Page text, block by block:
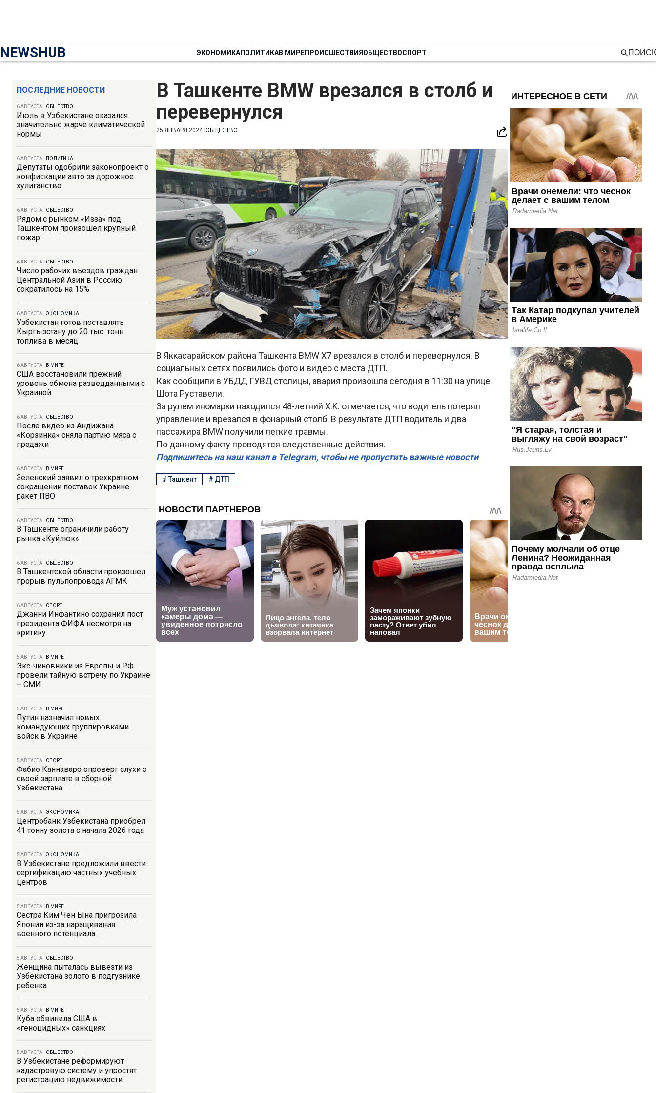
NEWSHUB ЭКОНОМИКАПОЛИТИКАВ МИРЕПРОИСШЕСТВИЯОБЩЕСТВОСПОРТ ПОИСК
ПОСЛЕДНИЕ НОВОСТИ
6 АВГУСТА ОБЩЕСТВО
Июль в Узбекистане оказался
значительно жарче климатической
нормы
6 АВГУСТА ПОЛИТИКА
Депутаты одобрили законопроект о
конфискации авто за дорожное
хулиганство
6 АВГУСТА ОБЩЕСТВО
Рядом с рынком «Изза» под
Ташкентом произошел крупный
пожар
6 АВГУСТА ОБЩЕСТВО
Число рабочих въездов граждан
Центральной Азии в Россию
сократилось на 15%
6 АВГУСТА ЭКОНОМИКА
Узбекистан готов поставлять
Кыргызстану до 20 тыс. тонн
топлива в месяц
6 АВГУСТА В МИРЕ
США восстановили прежний
уровень обмена разведданными с
Украиной
6 АВГУСТА ОБЩЕСТВО
После видео из Андижана
«Корзинка» сняла партию мяса с
продажи
6 АВГУСТА В МИРЕ
Зеленский заявил о трехкратном
сокращении поставок Украине
ракет ПВО
6 АВГУСТА ОБЩЕСТВО
В Ташкенте ограничили работу
рынка «Куйлюк»
6 АВГУСТА ОБЩЕСТВО
В Ташкентской области произошел
прорыв пульпопровода АГМК
6 АВГУСТА СПОРТ
Джанни Инфантино сохранил пост
президента ФИФА несмотря на
критику
5 АВГУСТА В МИРЕ
Экс-чиновники из Европы и РФ
провели тайную встречу по Украине
– СМИ
5 АВГУСТА В МИРЕ
Путин назначил новых
командующих группировками
войск в Украине
5 АВГУСТА СПОРТ
Фабио Каннаваро опроверг слухи о
своей зарплате в сборной
Узбекистана
5 АВГУСТА ЭКОНОМИКА
Центробанк Узбекистана приобрел
41 тонну золота с начала 2026 года
5 АВГУСТА ЭКОНОМИКА
В Узбекистане предложили ввести
сертификацию частных учебных
центров
5 АВГУСТА В МИРЕ
Сестра Ким Чен Ына пригрозила
Японии из-за наращивания
военного потенциала
5 АВГУСТА ОБЩЕСТВО
Женщина пыталась вывезти из
Узбекистана золото в подгузнике
ребенка
5 АВГУСТА В МИРЕ
Куба обвинила США в
«геноцидных» санкциях
5 АВГУСТА ОБЩЕСТВО
В Узбекистане реформируют
кадастровую систему и упростят
регистрацию недвижимости
В Ташкенте BMW врезался в столб и
перевернулся
25 ЯНВАРЯ 2024| ОБЩЕСТВО
В Яккасарайском района Ташкента BMW X7 врезался в столб и перевернулся. В
социальных сетях появились фото и видео с места ДТП.
Как сообщили в УБДД ГУВД столицы, авария произошла сегодня в 11:30 на улице
Шота Руставели.
За рулем иномарки находился 48-летний Х.K. отмечается, что водитель потерял
управление и врезался в фонарный столб. В результате ДТП водитель и два
пассажира BMW получили легкие травмы.
По данному факту проводятся следственные действия.
Подпишитесь на наш канал в Telegram, чтобы не пропустить важные новости
#Ташкент # ДТП